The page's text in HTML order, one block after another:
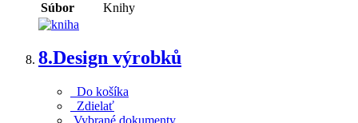
Súbor
Knihy
8.Design výrobků
Do košíka
Zdielať